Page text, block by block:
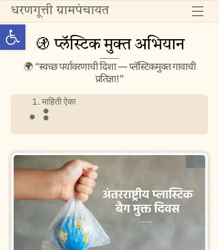
Open toolbar
Skip
to
content
धरणगूत्ती ग्रामपंचायत
🚯 प्लॅस्टिक मुक्त अभियान
🌍 “स्वच्छ पर्यावरणाची दिशा — प्लॅस्टिकमुक्त गावाची
प्रतिज्ञा!”
माहिती ऐका